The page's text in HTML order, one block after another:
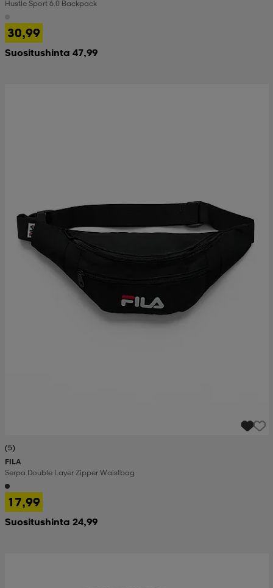
Hustle Sport 6.0 Backpack
30,99
Suositushinta 47,99
(5)
FILA
Serpa Double Layer Zipper Waistbag
17,99
Suositushinta 24,99